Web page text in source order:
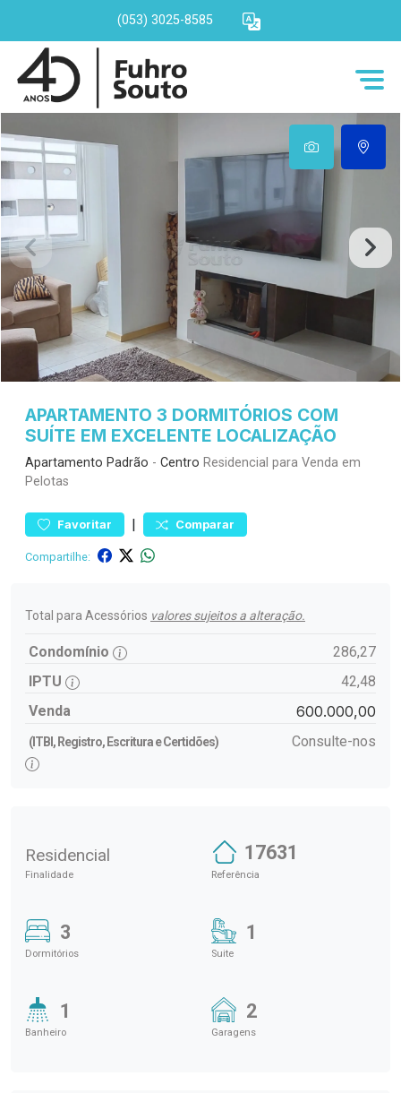
(053) 3025-8585
APARTAMENTO 3 DORMITÓRIOS COM
SUÍTE EM EXCELENTE LOCALIZAÇÃO
Apartamento Padrão - Centro Residencial para Venda em
Pelotas
Favoritar | Comparar
Compartilhe:
Total para Acessórios valores sujeitos a alteração.
Condomínio
286,27
IPTU
42,48
Venda
600.000,00
(ITBI, Registro, Escritura e Certidões) Consulte-nos
Residencial
Finalidade
17631
Referência
3
Dormitórios
1
Suite
1
Banheiro
2
Garagens